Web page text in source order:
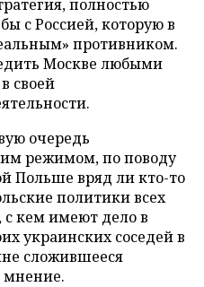
полностью
с Россией, которую в
противником.
Москве любыми
своей
очередь
режимом, по поводу
Польше вряд ли кто-то
политики всех
с кем имеют дело в
украинских соседей в
сложившееся
мнение.